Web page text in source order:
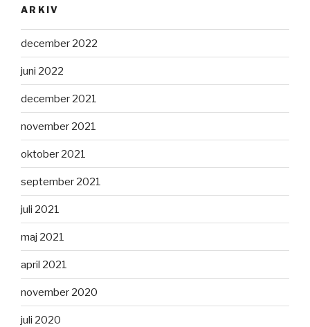
ARKIV
december 2022
juni 2022
december 2021
november 2021
oktober 2021
september 2021
juli 2021
maj 2021
april 2021
november 2020
juli 2020